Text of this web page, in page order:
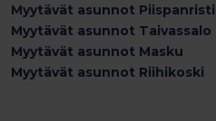
Myytävät asunnot Piispanristi
Myytävät asunnot Taivassalo
Myytävät asunnot Masku
Myytävät asunnot Riihikoski